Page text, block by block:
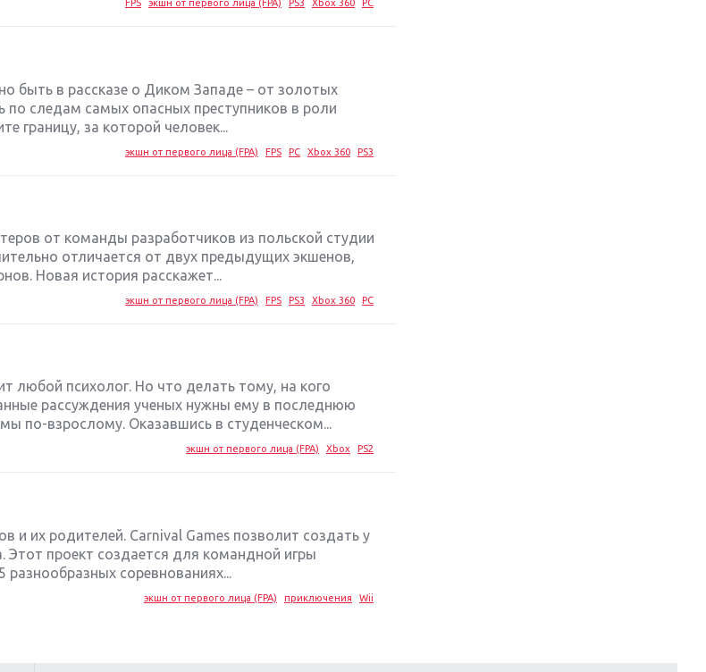
FPS экшн от первого лица (FPA) PS3 Xbox 360 PC
быть в рассказе о Диком Западе – от золотых
по следам самых опасных преступников в роли
границу, за которой человек...
экшн от первого лица (FPA) FPS PC Xbox 360 PS3
от команды разработчиков из польской студии
отличается от двух предыдущих экшенов,
Новая история расскажет...
экшн от первого лица (FPA) FPS PS3 Xbox 360 PC
любой психолог. Но что делать тому, на кого
рассуждения ученых нужны ему в последнюю
по-взрослому. Оказавшись в студенческом...
экшн от первого лица (FPA) Xbox PS2
и их родителей. Carnival Games позволит создать у
проект создается для командной игры
соревнованиях...
экшн от первого лица (FPA) приключения Wii